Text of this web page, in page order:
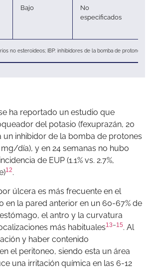
Bajo
No
especificados
no esteroideos; IBP: inhibidores de la bomba de protones.
ha reportado un estudio que
del potasio (fexuprazán, 20
un inhibidor de la bomba de protones
día), y en 24 semanas no hubo
de EUP (1.1% vs. 2.7%,
12.
úlcera es más frecuente en el
en la pared anterior en un 60-67% de
el antro y la curvatura
más habituales13–15. Al
y haber contenido
el peritoneo, siendo esta un área
una irritación química en las 6-12